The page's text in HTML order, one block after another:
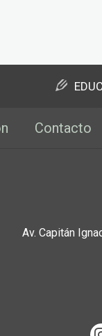
Contacto
Av. Capitán